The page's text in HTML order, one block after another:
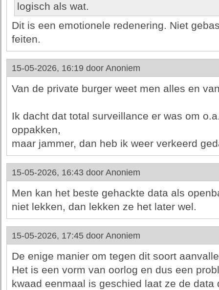
logisch als wat.
Dit is een emotionele redenering. Niet
feiten.
15-05-2026, 16:19 door Anoniem
Van de private burger weet men alles en
Ik dacht dat total surveillance er was om
oppakken,
maar jammer, dan heb ik weer verkeerd
15-05-2026, 16:43 door Anoniem
Men kan het beste gehackte data als
niet lekken, dan lekken ze het later wel.
15-05-2026, 17:45 door Anoniem
De enige manier om tegen dit soort
Het is een vorm van oorlog en dus een
kwaad eenmaal is geschied laat ze de